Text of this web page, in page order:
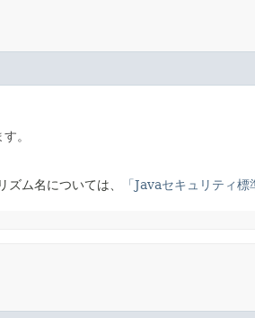
。
ズム名については、 「Javaセキュリティ標